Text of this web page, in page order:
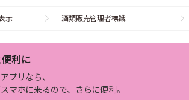
示 酒類販売管理者標識
利に
プリなら、
マホに来るので、さらに便利。